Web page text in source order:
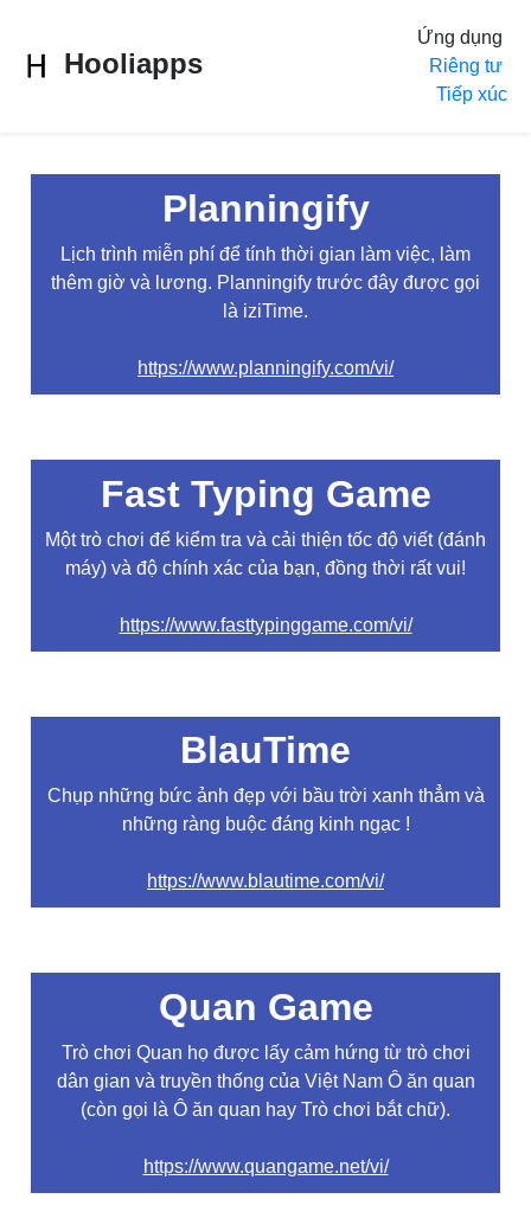
Hooliapps
Ứng dụng
Riêng tư
Tiếp xúc
Planningify
Lịch trình miễn phí để tính thời gian làm việc, làm
thêm giờ và lương. Planningify trước đây được gọi
là iziTime.
https://www.planningify.com/vi/
Fast Typing Game
Một trò chơi để kiểm tra và cải thiện tốc độ viết (đánh
máy) và độ chính xác của bạn, đồng thời rất vui!
https://www.fasttypinggame.com/vi/
BlauTime
Chụp những bức ảnh đẹp với bầu trời xanh thẳm và
những ràng buộc đáng kinh ngạc !
https://www.blautime.com/vi/
Quan Game
Trò chơi Quan họ được lấy cảm hứng từ trò chơi
dân gian và truyền thống của Việt Nam Ô ăn quan
(còn gọi là Ô ăn quan hay Trò chơi bắt chữ).
https://www.quangame.net/vi/